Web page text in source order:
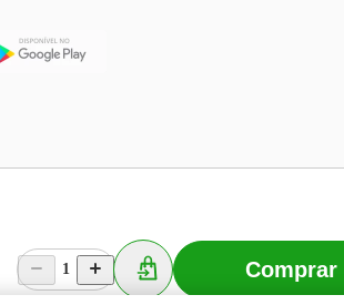
1 Comprar
prévio. Fast Shop S. A. CNPJ:
Selecionar os Cookies